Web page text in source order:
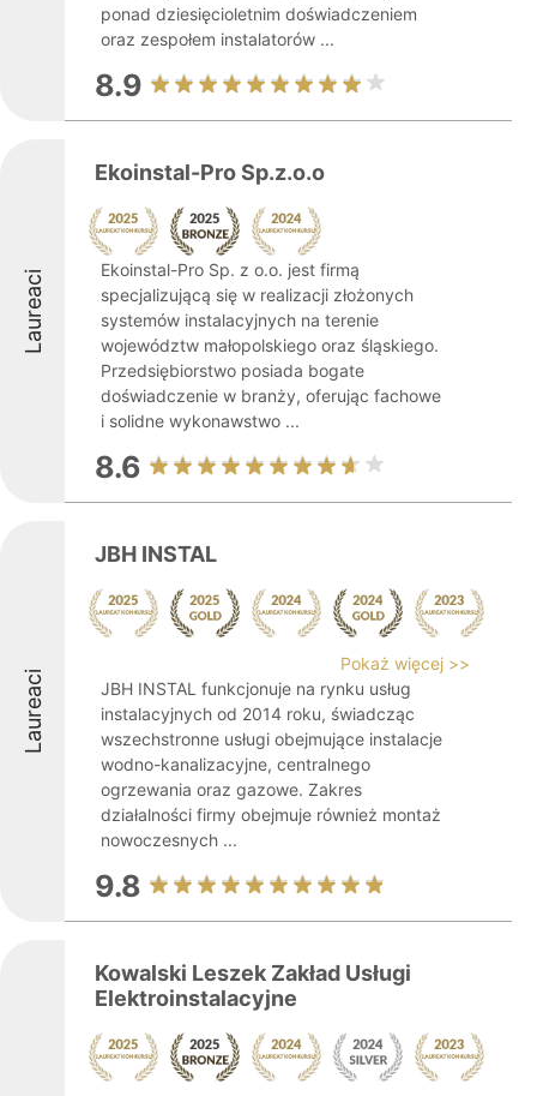
ponad dziesięcioletnim doświadczeniem
oraz zespołem instalatorów ...
8.9
Laureaci
Ekoinstal-Pro Sp.z.o.o
Ekoinstal-Pro Sp. z o.o. jest firmą
specjalizującą się w realizacji złożonych
systemów instalacyjnych na terenie
województw małopolskiego oraz śląskiego.
Przedsiębiorstwo posiada bogate
doświadczenie w branży, oferując fachowe
i solidne wykonawstwo ...
8.6
Laureaci
JBH INSTAL
Pokaż więcej >>
JBH INSTAL funkcjonuje na rynku usług
instalacyjnych od 2014 roku, świadcząc
wszechstronne usługi obejmujące instalacje
wodno-kanalizacyjne, centralnego
ogrzewania oraz gazowe. Zakres
działalności firmy obejmuje również montaż
nowoczesnych ...
9.8
Kowalski Leszek Zakład Usługi
Elektroinstalacyjne